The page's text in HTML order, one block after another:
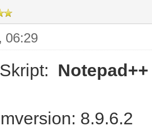
06:29
Notepad++
8.9.6.2